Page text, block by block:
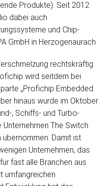
Produkte). Seit 2012
dabei auch
und Chip-
GmbH in Herzogenaurach.
rechtskräftig
wird seitdem bei
„Profichip Embedded
hinaus wurde im Oktober
, Schiffs- und Turbo-
The Switch
übernommen. Damit ist
Unternehmen, das
fast alle Branchen aus
umfangreichen